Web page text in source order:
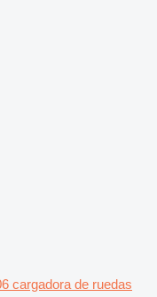
cargadora de ruedas